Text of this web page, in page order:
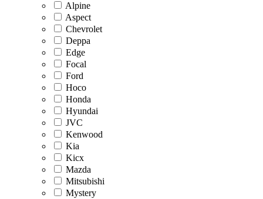
Alpine
Aspect
Chevrolet
Deppa
Edge
Focal
Ford
Hoco
Honda
Hyundai
JVC
Kenwood
Kia
Kicx
Mazda
Mitsubishi
Mystery